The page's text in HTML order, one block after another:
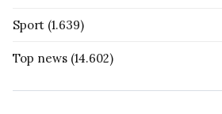
Sport (1.639)
Top news (14.602)